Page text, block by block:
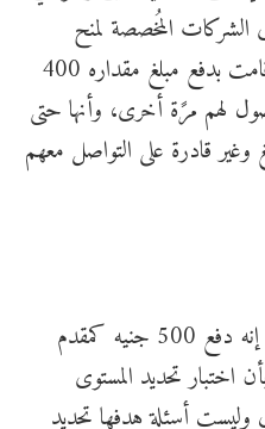
المُخصصة لمنح
كورسات اللغة الإنجليزية وأنها قامت بدفع مبلغ مقداره 400
لهم مرًة أخرى، وأنها حتى
وغير قادرة على التواصل معهم
ومن جانبه قال محمود عبد الحميد، إنه دفع 500 جنيه كمقدم
تحديد المستوى
أسئلة هدفها تحديد